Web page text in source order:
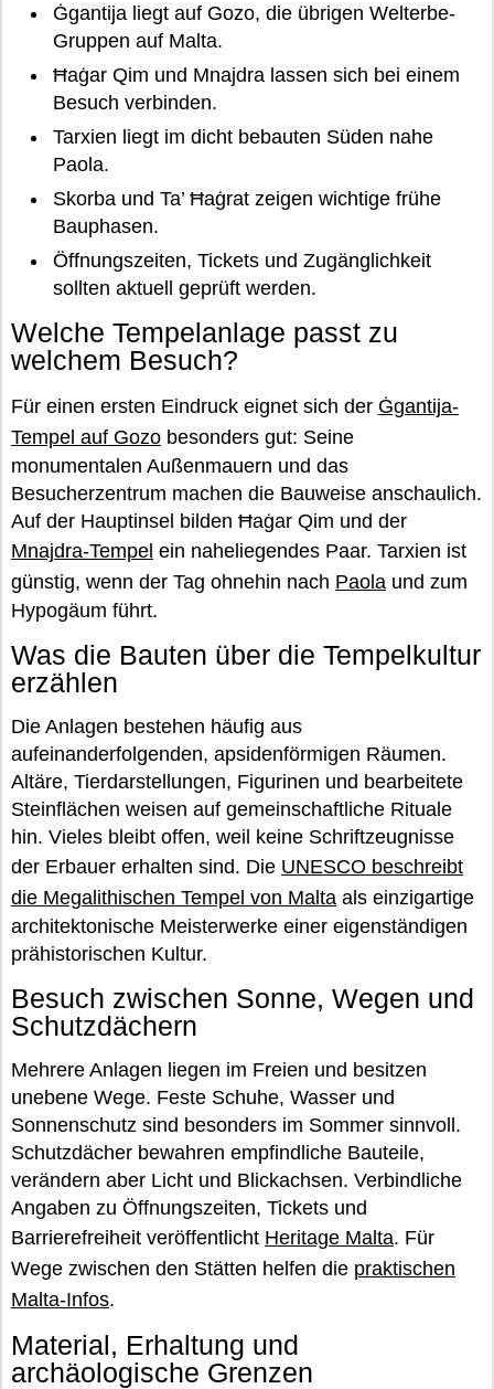
Ġgantija liegt auf Gozo, die übrigen Welterbe-
Gruppen auf Malta.
Ħaġar Qim und Mnajdra lassen sich bei einem
Besuch verbinden.
Tarxien liegt im dicht bebauten Süden nahe
Paola.
Skorba und Ta’ Ħaġrat zeigen wichtige frühe
Bauphasen.
Öffnungszeiten, Tickets und Zugänglichkeit
sollten aktuell geprüft werden.
Welche Tempelanlage passt zu
welchem Besuch?
Für einen ersten Eindruck eignet sich der Ġgantija-
Tempel auf Gozo besonders gut: Seine
monumentalen Außenmauern und das
Besucherzentrum machen die Bauweise anschaulich.
Auf der Hauptinsel bilden Ħaġar Qim und der
Mnajdra-Tempel ein naheliegendes Paar. Tarxien ist
günstig, wenn der Tag ohnehin nach Paola und zum
Hypogäum führt.
Was die Bauten über die Tempelkultur
erzählen
Die Anlagen bestehen häufig aus
aufeinanderfolgenden, apsidenförmigen Räumen.
Altäre, Tierdarstellungen, Figurinen und bearbeitete
Steinflächen weisen auf gemeinschaftliche Rituale
hin. Vieles bleibt offen, weil keine Schriftzeugnisse
der Erbauer erhalten sind. Die UNESCO beschreibt
die Megalithischen Tempel von Malta als einzigartige
architektonische Meisterwerke einer eigenständigen
prähistorischen Kultur.
Besuch zwischen Sonne, Wegen und
Schutzdächern
Mehrere Anlagen liegen im Freien und besitzen
unebene Wege. Feste Schuhe, Wasser und
Sonnenschutz sind besonders im Sommer sinnvoll.
Schutzdächer bewahren empfindliche Bauteile,
verändern aber Licht und Blickachsen. Verbindliche
Angaben zu Öffnungszeiten, Tickets und
Barrierefreiheit veröffentlicht Heritage Malta. Für
Wege zwischen den Stätten helfen die praktischen
Malta-Infos.
Material, Erhaltung und
archäologische Grenzen